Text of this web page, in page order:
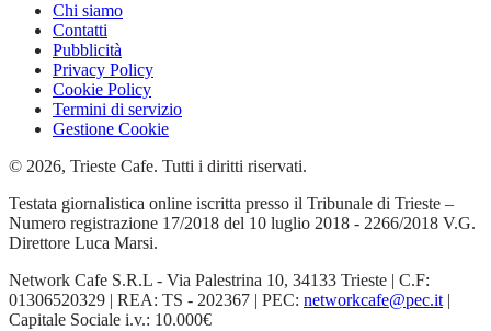
Chi siamo
Contatti
Pubblicità
Privacy Policy
Cookie Policy
Termini di servizio
Gestione Cookie
© 2026, Trieste Cafe. Tutti i diritti riservati.
Testata giornalistica online iscritta presso il Tribunale di Trieste –
Numero registrazione 17/2018 del 10 luglio 2018 - 2266/2018 V.G.
Direttore Luca Marsi.
Network Cafe S.R.L - Via Palestrina 10, 34133 Trieste | C.F:
01306520329 | REA: TS - 202367 | PEC: networkcafe@pec.it |
Capitale Sociale i.v.: 10.000€